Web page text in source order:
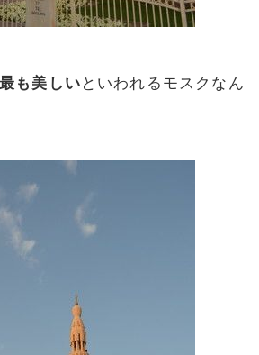
も美しい といわれるモスクなん